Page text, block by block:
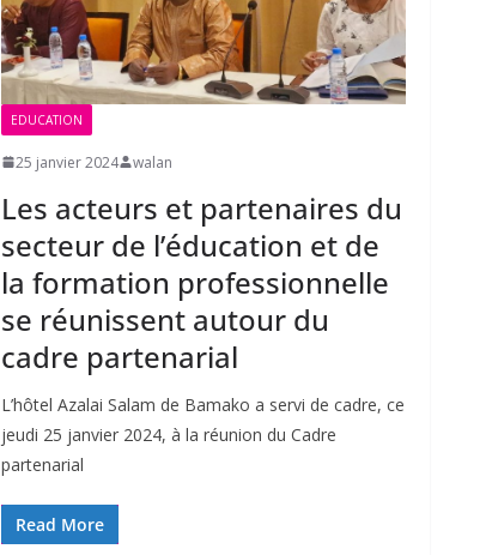
EDUCATION
25 janvier 2024 walan
Les acteurs et partenaires du
secteur de l’éducation et de
la formation professionnelle
se réunissent autour du
cadre partenarial
L’hôtel Azalai Salam de Bamako a servi de cadre, ce
jeudi 25 janvier 2024, à la réunion du Cadre
partenarial
Read More